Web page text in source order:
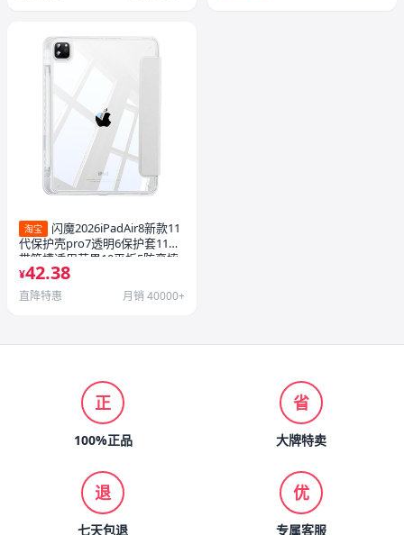
淘宝
闪魔2026iPadAir8新款11
代保护壳pro7透明6保护套11寸
带笔槽适用苹果10平板5防弯摔
mini全包轻薄9九十4亚克力
¥42.38
直降特惠 月销 40000+
正
100%正品
省
大牌特卖
退
七天包退
优
专属客服